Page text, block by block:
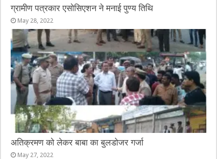
ग्रामीण पत्रकार एसोसिएशन ने मनाई पुण्य तिथि
May 28, 2022
अतिक्रमण को लेकर बाबा का बुलडोजर गर्जा
May 27, 2022